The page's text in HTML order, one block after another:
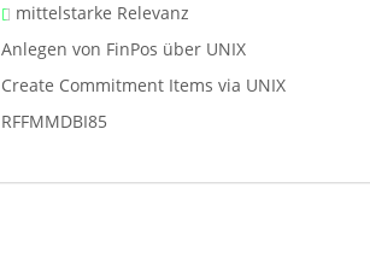
mittelstarke Relevanz
Anlegen von FinPos über UNIX
Create Commitment Items via UNIX
RFFMMDBI85